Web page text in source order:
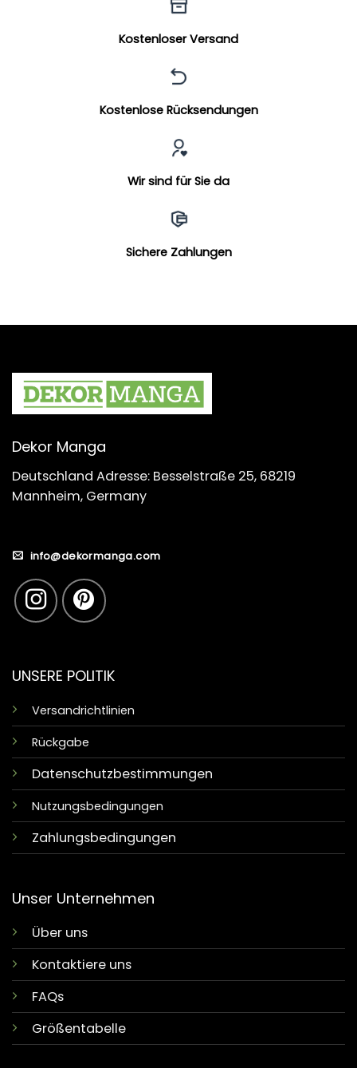
Kostenloser Versand
Kostenlose Rücksendungen
Wir sind für Sie da
Sichere Zahlungen
Dekor Manga
Deutschland Adresse: Besselstraße 25, 68219
Mannheim, Germany
info@dekormanga.com
UNSERE POLITIK
Versandrichtlinien
Rückgabe
Datenschutzbestimmungen
Nutzungsbedingungen
Zahlungsbedingungen
Unser Unternehmen
Über uns
Kontaktiere uns
FAQs
Größentabelle